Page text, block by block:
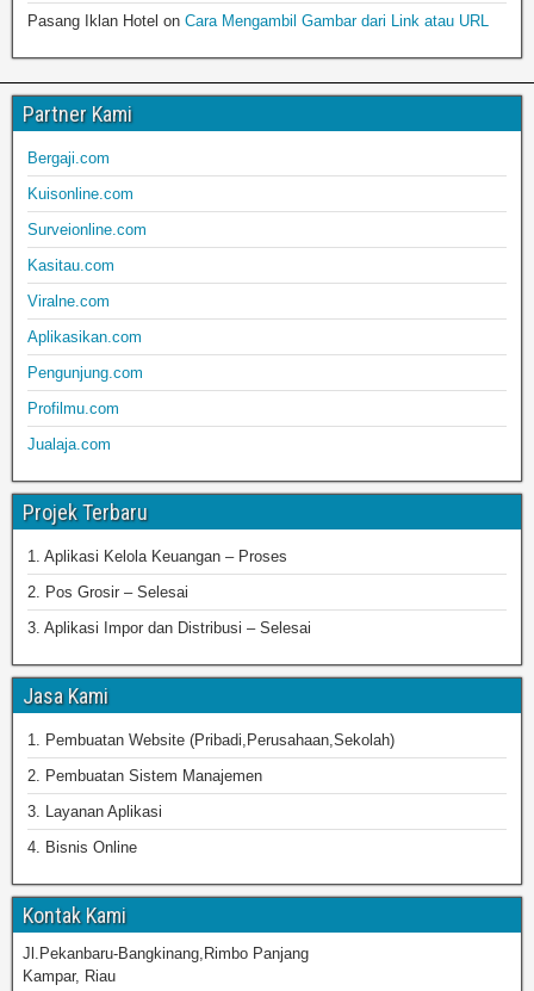
Pasang Iklan Hotel on Cara Mengambil Gambar dari Link atau URL
Partner Kami
Bergaji.com
Kuisonline.com
Surveionline.com
Kasitau.com
Viralne.com
Aplikasikan.com
Pengunjung.com
Profilmu.com
Jualaja.com
Projek Terbaru
1. Aplikasi Kelola Keuangan – Proses
2. Pos Grosir – Selesai
3. Aplikasi Impor dan Distribusi – Selesai
Jasa Kami
1. Pembuatan Website (Pribadi,Perusahaan,Sekolah)
2. Pembuatan Sistem Manajemen
3. Layanan Aplikasi
4. Bisnis Online
Kontak Kami
Jl.Pekanbaru-Bangkinang,Rimbo Panjang
Kampar, Riau